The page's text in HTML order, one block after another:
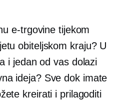
e-trgovine tijekom
obiteljskom kraju? U
i jedan od vas dolazi
ideja? Sve dok imate
kreirati i prilagoditi